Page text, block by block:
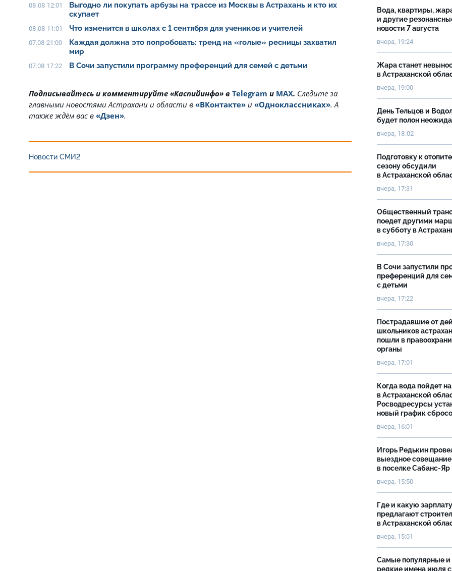
08.08 12:01
Выгодно ли покупать арбузы на трассе из Москвы в Астрахань и кто их
скупает
08.08 11:01 Что изменится в школах с 1 сентября для учеников и учителей
07.08 21:00
Каждая должна это попробовать: тренд на «голые» ресницы захватил
мир
07.08 17:22 В Сочи запустили программу преференций для семей с детьми
Подписывайтесь и комментируйте «Каспийинфо» в Telegram и MAX. Cледите за
главными новостями Астрахани и области в «ВКонтакте» и «Одноклассниках». А
также ждём вас в «Дзен».
Новости СМИ2
Вода, квартиры,
и другие
новости 7 августа
вчера, 19:24
Жара станет
в Астраханской
вчера, 19:00
День Тельцов и
будет полон
вчера, 18:02
Подготовку к
сезону обсудили
в Астраханской
вчера, 17:31
Общественный
поедет другими
в субботу в
вчера, 17:30
В Сочи запустили
преференций для
с детьми
вчера, 17:22
Пострадавшие от
школьников
пошли в
органы
вчера, 17:01
Когда вода пойдет
в Астраханской
Росводресурсы
новый график
вчера, 16:01
Игорь Редькин
выездное совещание
в поселке Сабанс-Яр
вчера, 15:50
Где и какую зарплату
предлагают
в Астраханской
вчера, 15:01
Самые популярные
редкие имена июля